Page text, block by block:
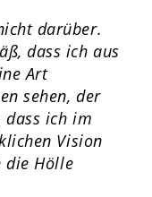
darüber.
dass ich aus
Art
sehen, der
dass ich im
Vision
die Hölle